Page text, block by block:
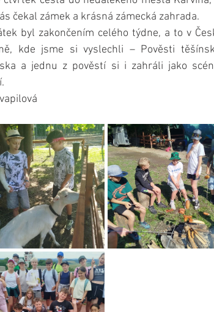
čekal zámek a krásná zámecká zahrada.
byl zakončením celého týdne, a to v
kde jsme si vyslechli – Pověsti
a jednu z pověstí si i zahráli jako